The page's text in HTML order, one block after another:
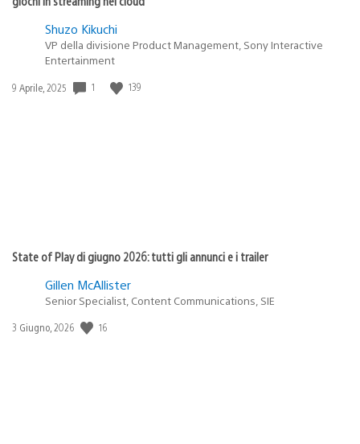
Shuzo Kikuchi
VP della divisione Product Management, Sony Interactive
Entertainment
Data
9 Aprile, 2025 1 139
State of Play di giugno 2026: tutti gli annunci e i trailer
Gillen McAllister
Senior Specialist, Content Communications, SIE
Data
3 Giugno, 2026 16